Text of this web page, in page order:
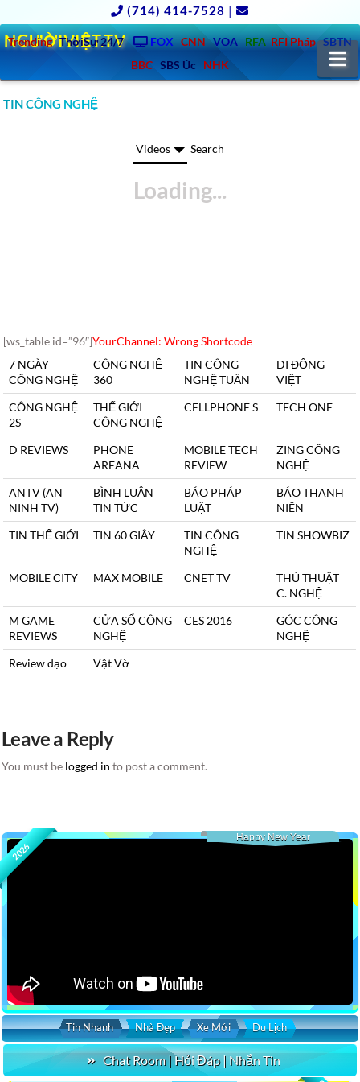
(714) 414-7528 |
Trending ThờiSự 24/7 FOX CNN VOA RFA RFI Pháp SBTN
BBC SBS Úc NHK
NGƯỜIVIỆT.TV
TIN CÔNG NGHỆ
Videos Search
[ws_table id=”96″]YourChannel: Wrong Shortcode
7 NGÀY
CÔNG NGHỆ
CÔNG NGHỆ
360
TIN CÔNG
NGHỆ TUẦN
DI ĐỘNG
VIỆT
CÔNG NGHỆ
2S
THẾ GIỚI
CÔNG NGHỆ
CELLPHONE S TECH ONE
D REVIEWS
PHONE
AREANA
MOBILE TECH
REVIEW
ZING CÔNG
NGHỆ
ANTV (AN
NINH TV)
BÌNH LUẬN
TIN TỨC
BÁO PHÁP
LUẬT
BÁO THANH
NIÊN
TIN THẾ GIỚI
TIN 60 GIÂY
TIN CÔNG
NGHỆ
TIN SHOWBIZ
MOBILE CITY MAX MOBILE CNET TV
THỦ THUẬT
C. NGHỆ
M GAME
REVIEWS
CỬA SỔ CÔNG
NGHỆ
CES 2016
GÓC CÔNG
NGHỆ
Review dạo
Vật Vờ
Leave a Reply
You must be logged in to post a comment.
2026
Happy New Year
Tin Nhanh Nhà Đẹp Xe Mới Du Lịch
Chat Room | Hỏi Đáp | Nhắn Tin